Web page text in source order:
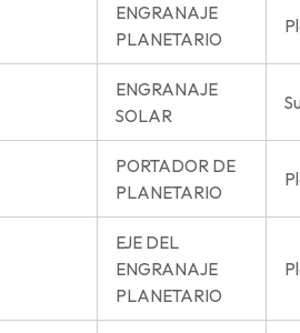
ENGRANAJE
PLANETARIO
ENGRANAJE
SOLAR
PORTADOR DE
PLANETARIO
EJE DEL
ENGRANAJE
PLANETARIO